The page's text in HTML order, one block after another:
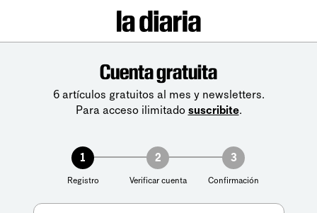
Cuenta gratuita
6 artículos gratuitos al mes y newsletters.
Para acceso ilimitado suscribite.
1
Registro
2
Verificar cuenta
3
Confirmación